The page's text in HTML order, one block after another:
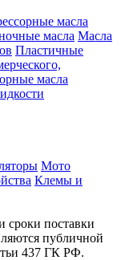
масла
масла Масла
Пластичные
масла
Мото
Клемы и
сроки поставки
публичной
437 ГК РФ.